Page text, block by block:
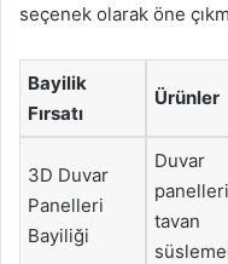
seçenek olarak öne
Bayilik
Fırsatı
Ürünler
3D Duvar
Panelleri
Bayiliği
Duvar
tavan